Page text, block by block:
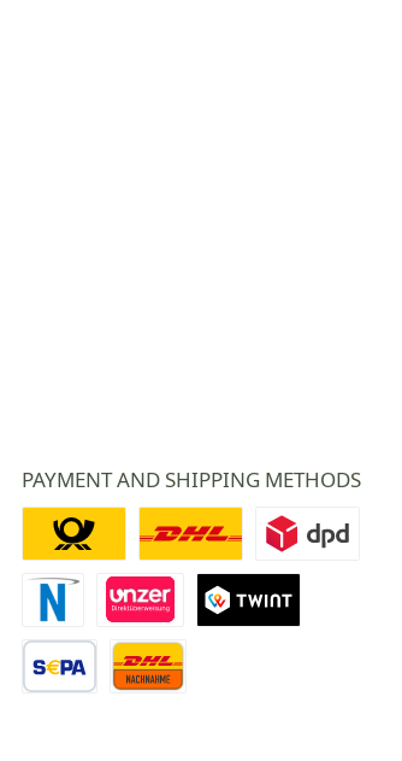
PAYMENT AND SHIPPING METHODS
Paiement Novalnet
Virement direct
Deutsche PostDHL DPD